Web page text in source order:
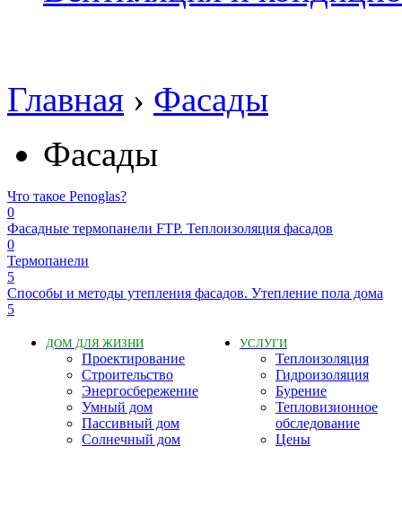
Главная › Фасады
Фасады
Что такое Penoglas?
0
Фасадные термопанели FTP. Теплоизоляция фасадов
0
Термопанели
5
Способы и методы утепления фасадов. Утепление пола дома
5
ДОМ ДЛЯ ЖИЗНИ
Проектирование
Строительство
Энергосбережение
Умный дом
Пассивный дом
Солнечный дом
УСЛУГИ
Теплоизоляция
Гидроизоляция
Бурение
Тепловизионное
обследование
Цены